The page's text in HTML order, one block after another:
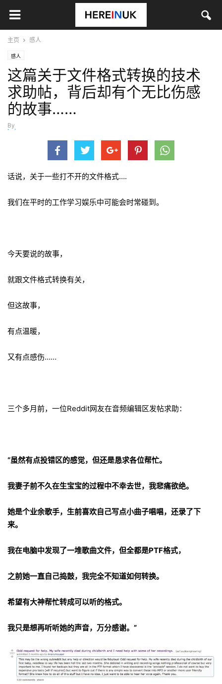
主页 感人
感人
这篇关于文件格式转换的技术
求助帖，背后却有个无比伤感
的故事……
By
kui
话说，关于一些打不开的文件格式….
我们在平时的工作学习娱乐中可能会时常碰到。
今天要说的故事，
就跟文件格式转换有关，
但这故事，
有点温暖，
又有点感伤……
三个多月前，一位Reddit网友在音频编辑区发帖求助：
“虽然有点投错区的感觉，但还是恳求各位帮忙。
我妻子前不久在生宝宝的过程中不幸去世，我悲痛欲绝。
她是个业余歌手，生前喜欢自己写点小曲子唱唱，还录了下
来。
我在电脑中发现了一堆歌曲文件，但全都是PTF格式，
之前她一直自己捣鼓，我完全不知道如何转换。
希望有大神帮忙转成可以听的格式。
我只是想再听听她的声音，万分感谢。”